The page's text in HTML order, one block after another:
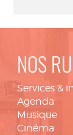
NOS
Services &
Agenda
Musique
Cinéma